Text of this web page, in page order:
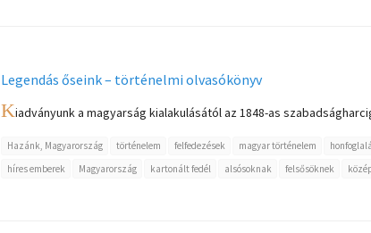
Legendás őseink – történelmi olvasókönyv
Kiadványunk a magyarság kialakulásától az 1848-as
Hazánk, Magyarország történelem felfedezések magyar történelem
híres emberek
Magyarország kartonált fedél alsósoknak felsősöknek